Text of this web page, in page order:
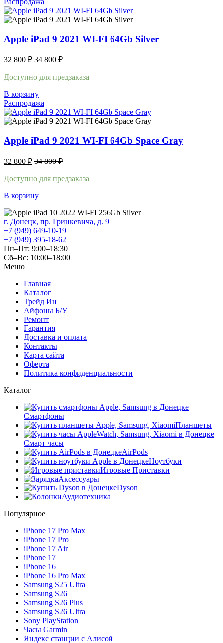
Распродажа
Apple iPad 9 2021 WI-FI 64Gb Silver
32 800 ₽ 34 800₽
Доступно для предзаказа
В корзину
Распродажа
Apple iPad 9 2021 WI-FI 64Gb Space Gray
32 800 ₽ 34 800₽
Доступно для предзаказа
В корзину
г. Донецк, пр. Гринкевича, д. 9
+7 (949) 649-10-19
+7 (949) 395-18-62
Пн–Пт: 9:00–18:30
Сб–Вс: 10:00–18:00
Меню
Главная
Каталог
Трейд Ин
Айфоны Б/У
Ремонт
Гарантия
Доставка и оплата
Контакты
Карта сайта
Оферта
Политика конфиденциальности
Каталог
Смартфоны
Планшеты
Смарт часы
AirPods
Ноутбуки
Игровые Приставки
Аксессуары
Dyson
Аудиотехника
Популярное
iPhone 17 Pro Max
iPhone 17 Pro
iPhone 17 Air
iPhone 17
iPhone 16
iPhone 16 Pro Max
Samsung S25 Ultra
Samsung S26
Samsung S26 Plus
Samsung S26 Ultra
Sony PlayStation
Часы Garmin
Яндекс станции с Алисой